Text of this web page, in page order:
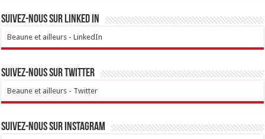
Suivez-nous sur linked IN
Beaune et ailleurs - LinkedIn
Suivez-nous sur Twitter
Beaune et ailleurs - Twitter
Suivez-nous sur Instagram